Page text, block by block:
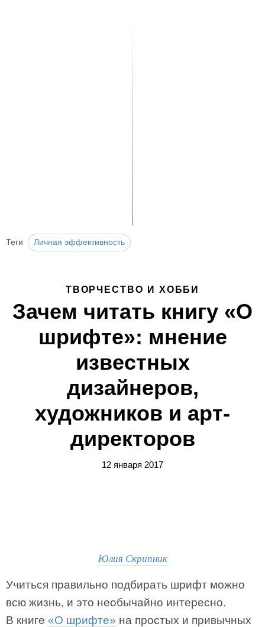
Теги Личная эффективность
ТВОРЧЕСТВО И ХОББИ
Зачем читать книгу «О
шрифте»: мнение
известных
дизайнеров,
художников и арт-
директоров
12 января 2017
Юлия Скрипник
Учиться правильно подбирать шрифт можно
всю жизнь, и это необычайно интересно.
В книге «О шрифте» на простых и привычных